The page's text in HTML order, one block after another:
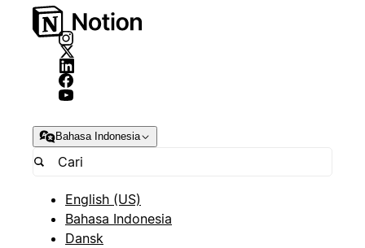
Bahasa Indonesia
English (US)
Bahasa Indonesia
Dansk